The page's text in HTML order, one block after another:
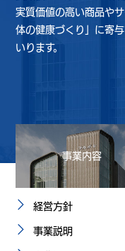
実質価値の高い商品や
体の健康づくり」に寄
いります。
事業内容
経営方針
事業説明